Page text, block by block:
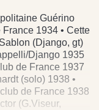
Guérino
1934 • Cette
(Django, gt)
Django 1935
de France 1937
(solo) 1938 •
de France 1938
(G.Viseur,